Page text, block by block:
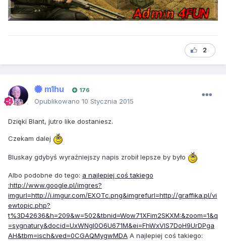
2
m1hu 176
Opublikowano 10 Stycznia 2015
Dzięki Blant, jutro like dostaniesz.
Czekam dalej
Bluskay gdybyś wyraźniejszy napis zrobił lepsze by było
Albo podobne do tego: a najlepiej coś takiego
:http://www.google.pl/imgres?
imgurl=http://i.imgur.com/EXOTc.png&imgrefurl=http://graffika.pl/vi
ewtopic.php?
t%3D42636&h=209&w=502&tbnid=Wow71XFim2SKXM:&zoom=1&q
=sygnatury&docid=UxWNgI0O6U671M&ei=FhWxVIS7DoH9UrDPga
AH&tbm=isch&ved=0CGAQMygwMDA A najlepiej coś takiego: